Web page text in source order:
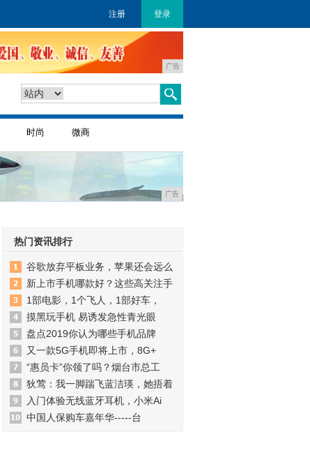
注册 登录
广告
时尚 微商
广告
热门资讯排行
谷歌放弃平板业务，苹果还会远么
新上市手机哪款好？这些高关注手
1部电影，1个飞人，1部好车，
摸黑玩手机 易诱发急性青光眼
盘点2019你认为哪些手机品牌
又一款5G手机即将上市，8G+
“惠员卡”你领了吗？烟台市总工
狄莺：我一脚踹飞蓝洁瑛，她捂着
入门体验无线蓝牙耳机，小米Ai
中国人保购车嘉年华-----台